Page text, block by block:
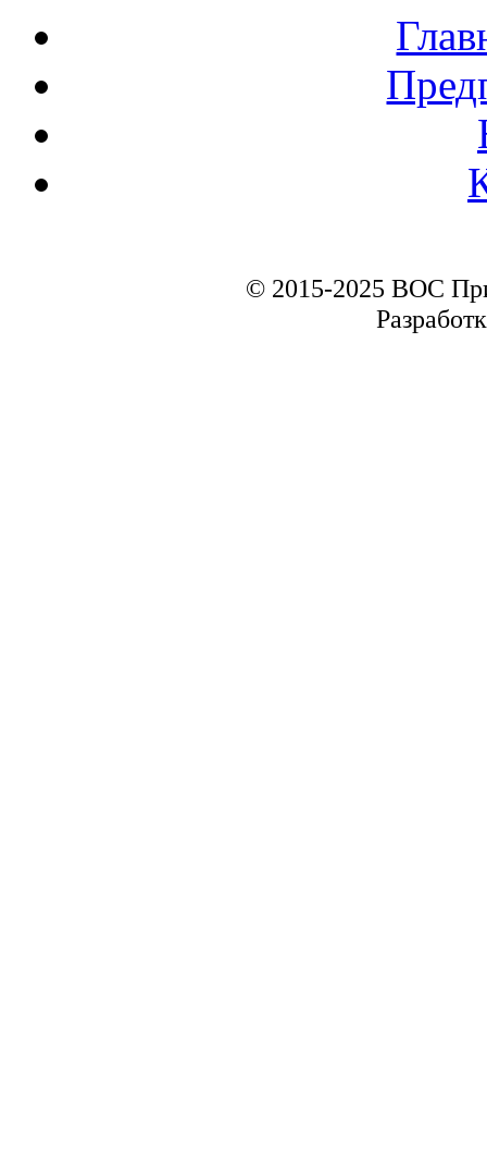
© 2015-2025 ВОС